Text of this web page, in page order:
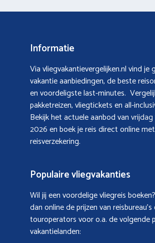
Informatie
Via vliegvakantievergelijken.nl vind je
vakantie aanbiedingen, de beste
en voordeligste last-minutes.
pakketreizen, vliegtickets en all-
Bekijk het actuele aanbod van
2026en boek je reis direct online met
reisverzekering.
Populaire vliegvakanties
Wil jij een voordelige vliegreis
dan online de prijzen van reisbureau’s
touroperators voor o.a. de volgende
vakantielanden: